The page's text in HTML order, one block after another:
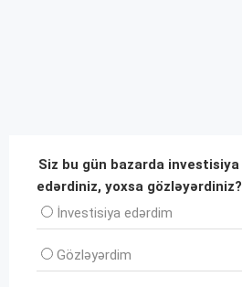
Siz bu gün bazarda investisiya
edərdiniz, yoxsa gözləyərdiniz?
İnvеstisiya edərdim
Gözləyərdim